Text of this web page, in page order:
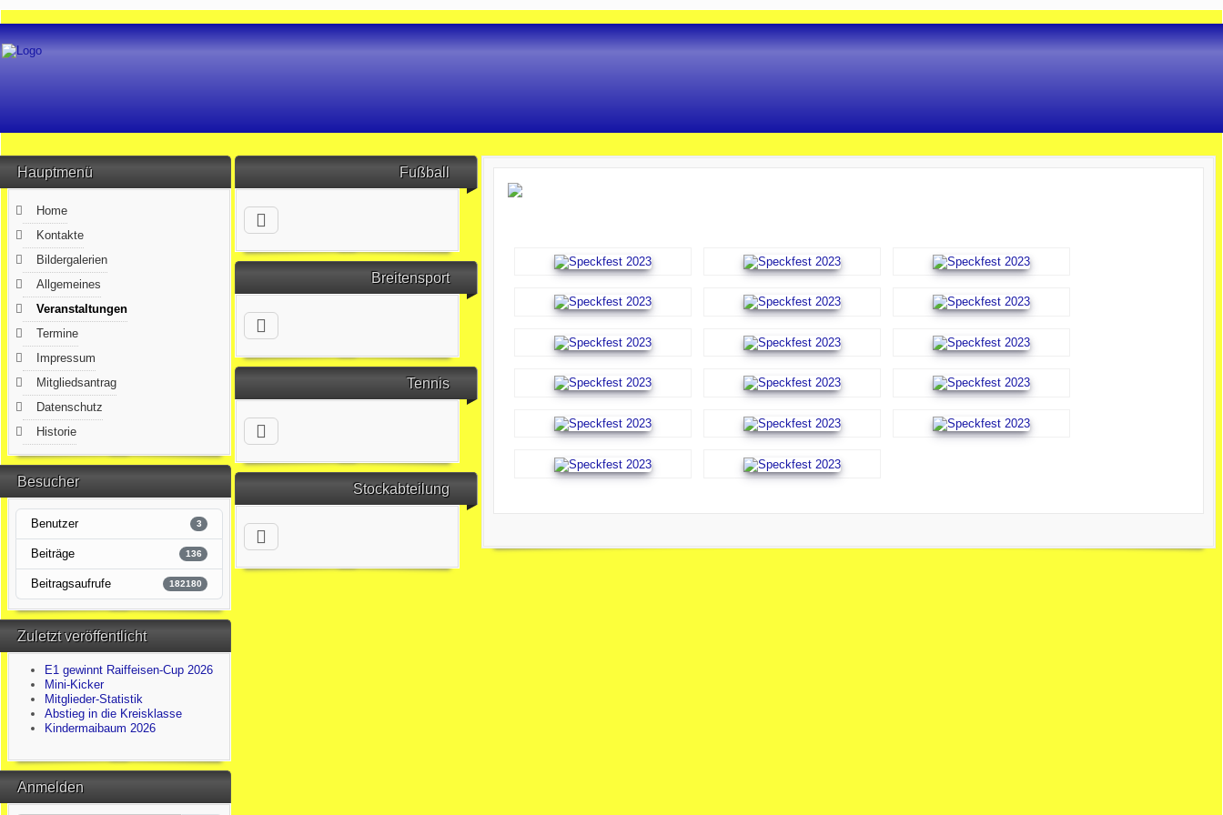
Hauptmenü
Home
Kontakte
Bildergalerien
Allgemeines
Veranstaltungen
Termine
Impressum
Mitgliedsantrag
Datenschutz
Historie
Besucher
Benutzer 3
Beiträge 136
Beitragsaufrufe 182180
Zuletzt veröffentlicht
E1 gewinnt Raiffeisen-Cup 2026
Mini-Kicker
Mitglieder-Statistik
Abstieg in die Kreisklasse
Kindermaibaum 2026
Anmelden
Fußball
Breitensport
Tennis
Stockabteilung